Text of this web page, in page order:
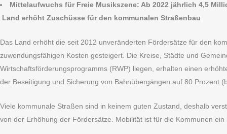
Mittelaufwuchs für Freie Musikszene: Ab 2022 jährlich 4,5
Land erhöht Zuschüsse für den kommunalen Straßenbau
Das Land erhöht die seit 2012 unveränderten Fördersätze für den
zuwendungsfähigen Kosten gesteigert. Die Kreise, Städte und
Wirtschaftsförderungsprogramms (RWP) liegen, erhalten einen
der Beseitigung und Sicherung von Bahnübergängen auf 80 Prozent
Viele kommunale Straßen sind in keinem guten Zustand, deshalb
von der Erhöhung der Fördersätze. Mobilität ist für die Kommunen